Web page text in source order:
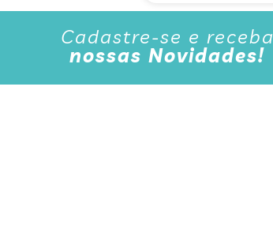
Cadastre-se e receba
nossas Novidades!